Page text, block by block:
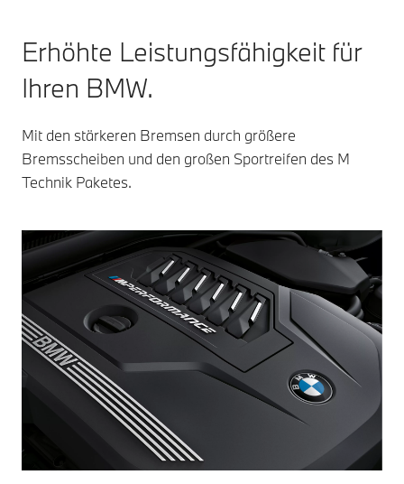
Erhöhte Leistungsfähigkeit für
Ihren BMW.
Mit den stärkeren Bremsen durch größere
Bremsscheiben und den großen Sportreifen des M
Technik Paketes.